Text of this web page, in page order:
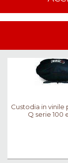
Custodia in vinile
Q serie 100